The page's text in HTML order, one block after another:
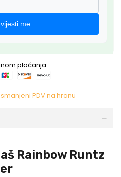
me
plaćanja
smanjeni PDV na hranu
Rainbow Runtz